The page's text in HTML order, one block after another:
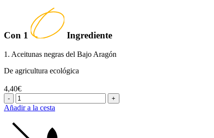
Con 1 Ingrediente
1. Aceitunas negras del Bajo Aragón
De agricultura ecológica
4,40€
- +
Añadir a la cesta